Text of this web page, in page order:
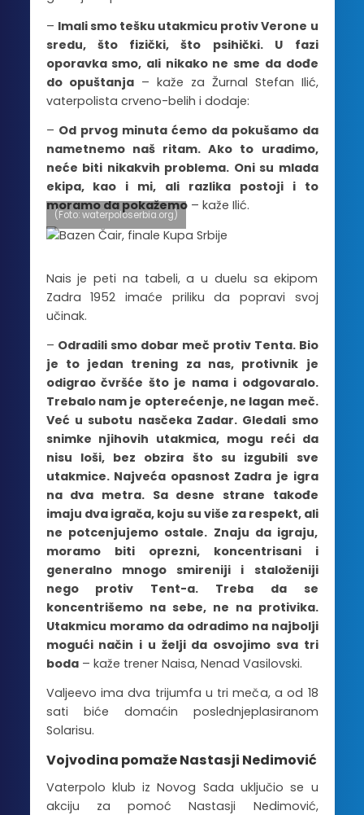
– Imali smo tešku utakmicu protiv Verone u
sredu, što fizički, što psihički. U fazi
oporavka smo, ali nikako ne sme da dođe
do opuštanja– kaže za Žurnal Stefan Ilić,
vaterpolista crveno-belih i dodaje:
– Od prvog minuta ćemo da pokušamo da
nametnemo naš ritam. Ako to uradimo,
neće biti nikakvih problema. Oni su mlada
ekipa, kao i mi, ali razlika postoji i to
moramo da pokažemo– kaže Ilić.
(Foto: waterpoloserbia.org)
Nais je peti na tabeli, a u duelu sa ekipom
Zadra 1952 imaće priliku da popravi svoj
učinak.
– Odradili smo dobar meč protiv Tenta. Bio
je to jedan trening za nas, protivnik je
odigrao čvršće što je nama i odgovaralo.
Trebalo nam je opterećenje, ne lagan meč.
Već u subotu nasčeka Zadar. Gledali smo
snimke njihovih utakmica, mogu reći da
nisu loši, bez obzira što su izgubili sve
utakmice. Najveća opasnost Zadra je igra
na dva metra. Sa desne strane takođe
imaju dva igrača, koju su više za respekt, ali
ne potcenjujemo ostale. Znaju da igraju,
moramo biti oprezni, koncentrisani i
generalno mnogo smireniji i staloženiji
nego protiv Tent-a. Treba da se
koncentrišemo na sebe, ne na protivika.
Utakmicu moramo da odradimo na najbolji
mogući način i u želji da osvojimo sva tri
boda– kaže trener Naisa, Nenad Vasilovski.
Valjeevo ima dva trijumfa u tri meča, a od 18
sati biće domaćin poslednjeplasiranom
Solarisu.
Vojvodina pomaže Nastasji Nedimović
Vaterpolo klub iz Novog Sada uključio se u
akciju za pomoć Nastasji Nedimović,